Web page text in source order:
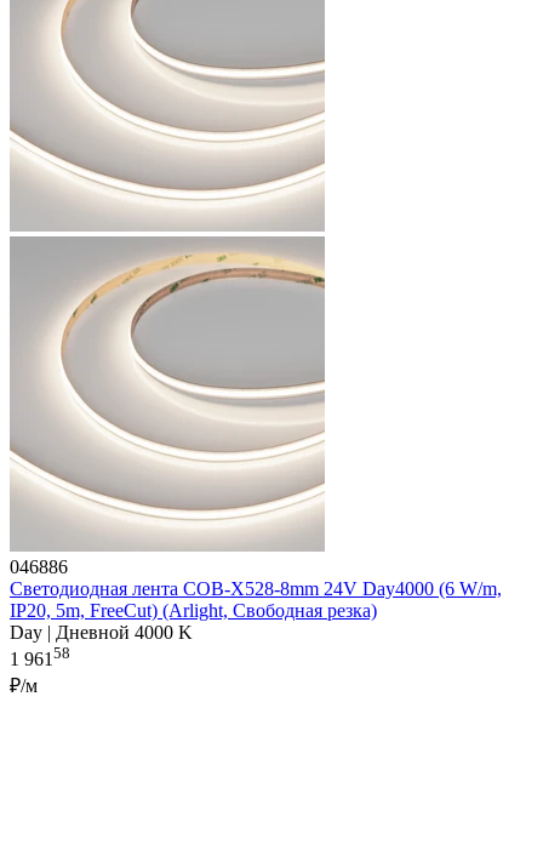
046886
Светодиодная лента COB-X528-8mm 24V Day4000 (6 W/m,
IP20, 5m, FreeCut) (Arlight, Свободная резка)
Day | Дневной 4000 K
1 96158
₽/м